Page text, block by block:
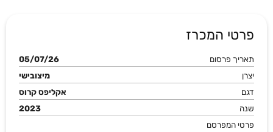
פרטי המכרז
תאריך פרסום
05/07/26
יצרן
מיצובישי
דגם
אקליפס קרוס
שנה
2023
פרטי המפרסם